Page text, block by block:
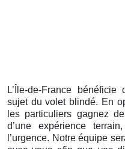
L’Île-de-France
sujet du volet blindé. En
les particuliers gagnez
d’une expérience
l’urgence. Notre équipe